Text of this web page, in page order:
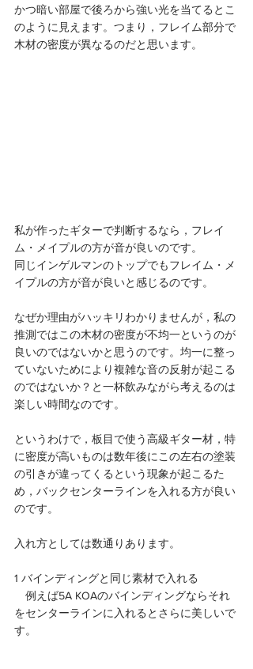
かつ暗い部屋で後ろから強い光を当てるとこ
のように見えます。つまり，フレイム部分で
木材の密度が異なるのだと思います。
私が作ったギターで判断するなら，フレイ
ム・メイプルの方が音が良いのです。
同じインゲルマンのトップでもフレイム・メ
イプルの方が音が良いと感じるのです。
なぜか理由がハッキリわかりませんが，私の
推測ではこの木材の密度が不均一というのが
良いのではないかと思うのです。均一に整っ
ていないためにより複雑な音の反射が起こる
のではないか？と一杯飲みながら考えるのは
楽しい時間なのです。
というわけで，板目で使う高級ギター材，特
に密度が高いものは数年後にこの左右の塗装
の引きが違ってくるという現象が起こるた
め，バックセンターラインを入れる方が良い
のです。
入れ方としては数通りあります。
1 バインディングと同じ素材で入れる
例えば5A KOAのバインディングならそれ
をセンターラインに入れるとさらに美しいで
す。